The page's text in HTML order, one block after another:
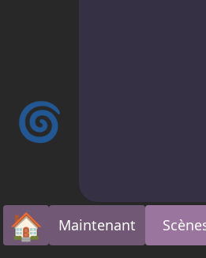
🌀
🏠AccueilMaintenant